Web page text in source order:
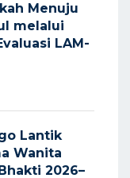
Menuju
melalui
LAM-
Lantik
Wanita
2026–